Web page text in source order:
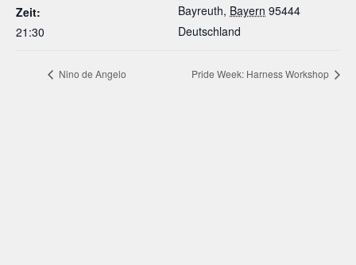
Zeit:
21:30
Bayreuth, Bayern 95444
Deutschland
Nino de Angelo Pride Week: Harness Workshop